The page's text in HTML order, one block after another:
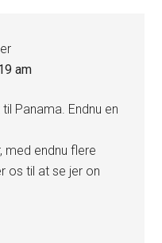
am
Panama. Endnu en
med endnu flere
os til at se jer on